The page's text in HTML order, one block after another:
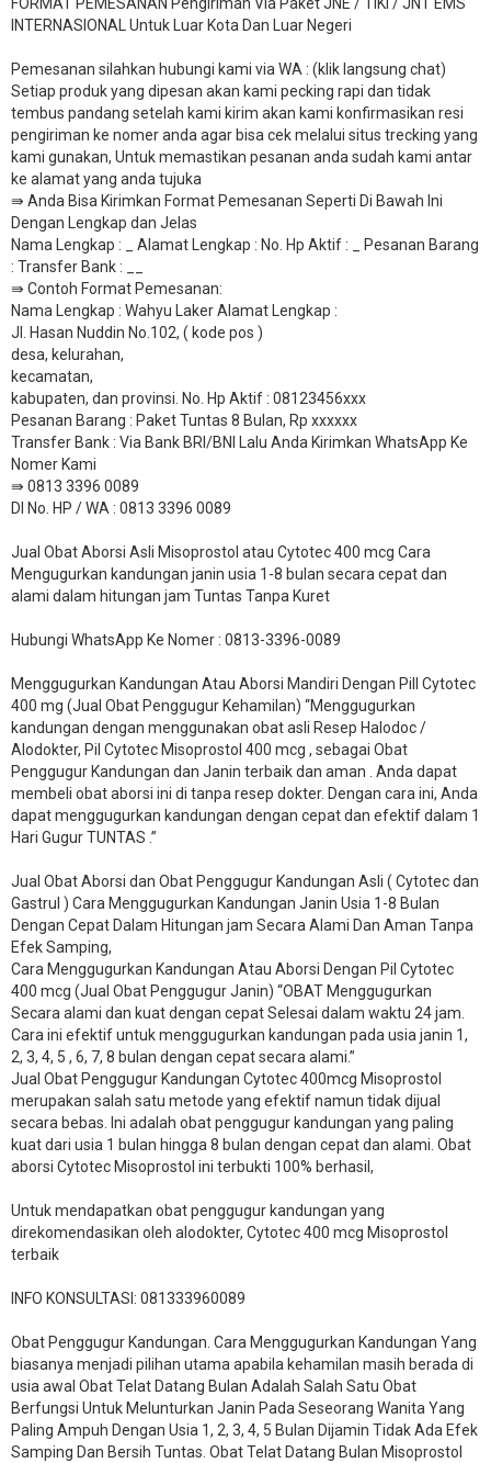
INTERNASIONAL Untuk Luar Kota Dan Luar Negeri
Pemesanan silahkan hubungi kami via WA : (klik langsung chat)
Setiap produk yang dipesan akan kami pecking rapi dan tidak
tembus pandang setelah kami kirim akan kami konfirmasikan resi
pengiriman ke nomer anda agar bisa cek melalui situs trecking yang
kami gunakan, Untuk memastikan pesanan anda sudah kami antar
ke alamat yang anda tujuka
⇛ Anda Bisa Kirimkan Format Pemesanan Seperti Di Bawah Ini
Dengan Lengkap dan Jelas
Nama Lengkap : _ Alamat Lengkap : No. Hp Aktif : _ Pesanan Barang
: Transfer Bank : __
​⇛ Contoh Format Pemesanan:
Nama Lengkap : Wahyu Laker Alamat Lengkap :
Jl. Hasan Nuddin No.102, ( kode pos )
desa, kelurahan,
kecamatan,
kabupaten, dan provinsi. No. Hp Aktif : 08123456xxx
Pesanan Barang : Paket Tuntas 8 Bulan, Rp xxxxxx
​Transfer Bank : Via Bank BRI/BNI Lalu Anda Kirimkan WhatsApp Ke
Nomer Kami
⇛ 0813 3396 0089
DI No. HP / WA : 0813 3396 0089
Jual Obat Aborsi Asli Misoprostol atau Cytotec 400 mcg Cara
Mengugurkan kandungan janin usia 1-8 bulan secara cepat dan
alami dalam hitungan jam Tuntas Tanpa Kuret
Hubungi WhatsApp Ke Nomer : 0813-3396-0089​
Menggugurkan Kandungan Atau Aborsi Mandiri Dengan Pill Cytotec
400 mg (Jual Obat Penggugur Kehamilan) “Menggugurkan
kandungan dengan menggunakan obat asli Resep Halodoc /
Alodokter, Pil Cytotec Misoprostol 400 mcg , sebagai Obat
Penggugur Kandungan dan Janin terbaik dan aman . Anda dapat
membeli obat aborsi ini di tanpa resep dokter. Dengan cara ini, Anda
dapat menggugurkan kandungan dengan cepat dan efektif dalam 1
Hari Gugur TUNTAS .”
Jual Obat Aborsi dan Obat Penggugur Kandungan Asli ( Cytotec dan
Gastrul ) Cara Menggugurkan Kandungan Janin Usia 1-8 Bulan
Dengan Cepat Dalam Hitungan jam Secara Alami Dan Aman Tanpa
Efek Samping,
Cara Menggugurkan Kandungan Atau Aborsi Dengan Pil Cytotec
400 mcg (Jual Obat Penggugur Janin) “OBAT Menggugurkan
Secara alami dan kuat dengan cepat Selesai dalam waktu 24 jam.
Cara ini efektif untuk menggugurkan kandungan pada usia janin 1,
2, 3, 4, 5 , 6, 7, 8 bulan dengan cepat secara alami.”
Jual Obat Penggugur Kandungan Cytotec 400mcg Misoprostol
merupakan salah satu metode yang efektif namun tidak dijual
secara bebas. Ini adalah obat penggugur kandungan yang paling
kuat dari usia 1 bulan hingga 8 bulan dengan cepat dan alami. Obat
aborsi Cytotec Misoprostol ini terbukti 100% berhasil,
Untuk mendapatkan obat penggugur kandungan yang
direkomendasikan oleh alodokter, Cytotec 400 mcg Misoprostol
terbaik
INFO KONSULTASI: 081333960089
​Obat Penggugur Kandungan. Cara Menggugurkan Kandungan Yang
biasanya menjadi pilihan utama apabila kehamilan masih berada di
usia awal Obat Telat Datang Bulan Adalah Salah Satu Obat
Berfungsi Untuk Melunturkan Janin Pada Seseorang Wanita Yang
Paling Ampuh Dengan Usia 1, 2, 3, 4, 5 Bulan Dijamin Tidak Ada Efek
Samping Dan Bersih Tuntas. Obat Telat Datang Bulan Misoprostol